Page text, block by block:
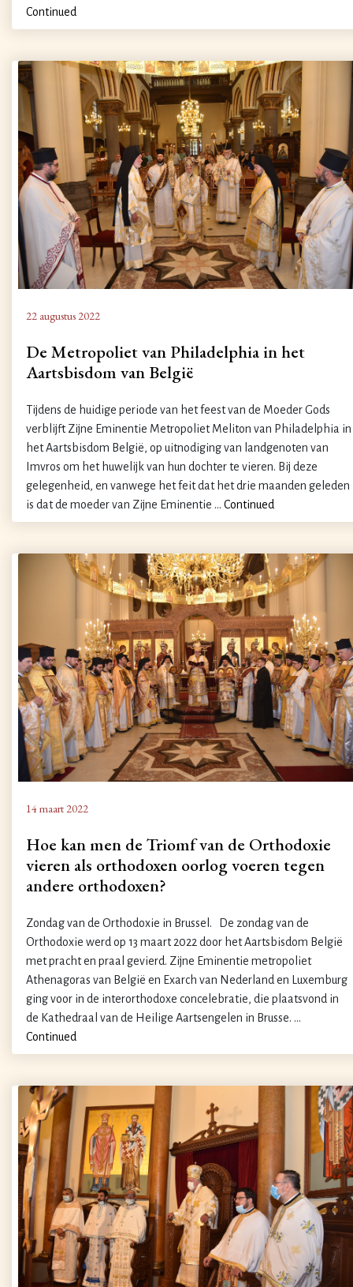
Continued
22 augustus 2022
De Metropoliet van Philadelphia in het
Aartsbisdom van België
Tijdens de huidige periode van het feest van de Moeder Gods
verblijft Zijne Eminentie Metropoliet Meliton van Philadelphia in
het Aartsbisdom België, op uitnodiging van landgenoten van
Imvros om het huwelijk van hun dochter te vieren. Bij deze
gelegenheid, en vanwege het feit dat het drie maanden geleden
is dat de moeder van Zijne Eminentie … Continued
14 maart 2022
Hoe kan men de Triomf van de Orthodoxie
vieren als orthodoxen oorlog voeren tegen
andere orthodoxen?
Zondag van de Orthodoxie in Brussel. De zondag van de
Orthodoxie werd op 13 maart 2022 door het Aartsbisdom België
met pracht en praal gevierd. Zijne Eminentie metropoliet
Athenagoras van België en Exarch van Nederland en Luxemburg
ging voor in de interorthodoxe concelebratie, die plaatsvond in
de Kathedraal van de Heilige Aartsengelen in Brusse. …
Continued